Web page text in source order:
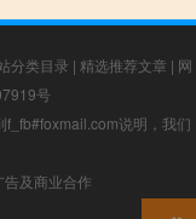
分类目录 | 精选推荐文章 | 网
号
f_fb#foxmail.com说明，我们
及商业合作